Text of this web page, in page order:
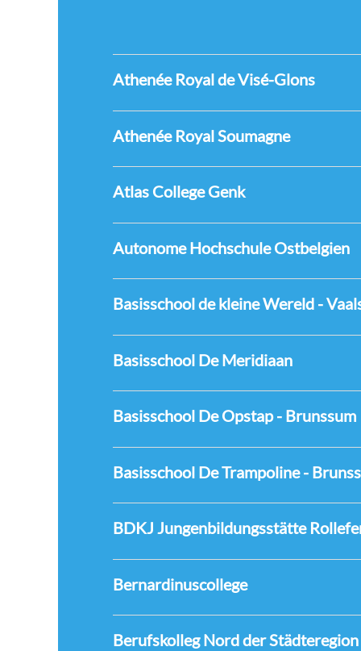
Athenée Royal de Visé-Glons
Athenée Royal Soumagne
Atlas College Genk
Autonome Hochschule Ostbelgien
Basisschool de kleine Wereld -
Basisschool De Meridiaan
Basisschool De Opstap - Brunssum
Basisschool De Trampoline -
BDKJ Jungenbildungsstätte
Bernardinuscollege
Berufskolleg Nord der